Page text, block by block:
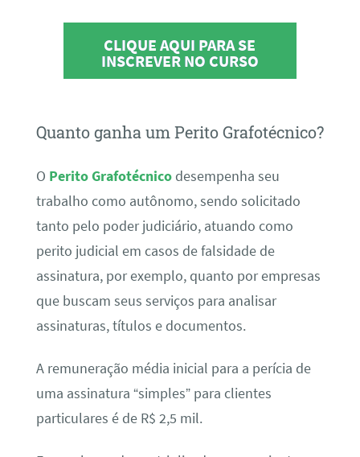
CLIQUE AQUI PARA SE
INSCREVER NO CURSO
Quanto ganha um Perito Grafotécnico?
O Perito Grafotécnicodesempenha seu
trabalho como autônomo, sendo solicitado
tanto pelo poder judiciário, atuando como
perito judicial em casos de falsidade de
assinatura, por exemplo, quanto por empresas
que buscam seus serviços para analisar
assinaturas, títulos e documentos.
A remuneração média inicial para a perícia de
uma assinatura “simples” para clientes
particulares é de R$ 2,5 mil.